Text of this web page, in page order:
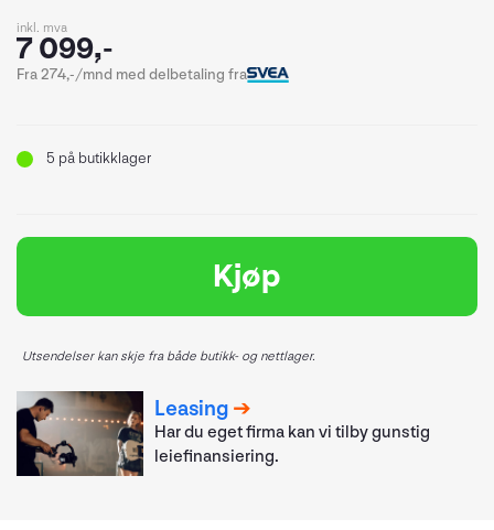
inkl. mva
7 099,-
Fra 274,-/mnd med delbetaling fra
5 på butikklager
Kjøp
Utsendelser kan skje fra både butikk- og nettlager.
Leasing
Har du eget firma kan vi tilby gunstig
leiefinansiering.